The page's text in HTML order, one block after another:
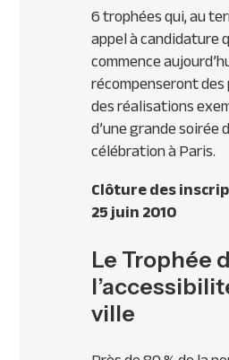
6 trophées qui, au
appel à candidature
commence
récompenseront
des réalisations
d’une grande soirée
célébration à Paris.
Clôture des
25 juin 2010
Le Trophée
ville